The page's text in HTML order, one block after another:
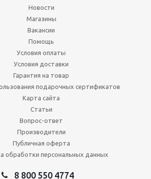
Новости
Магазины
Вакансии
Помощь
Условия оплаты
Условия доставки
Гарантия на товар
подарочных сертификатов
Карта сайта
Статьи
Вопрос-ответ
Производители
Публичная оферта
обработки персональных данных
8 800 550 4774